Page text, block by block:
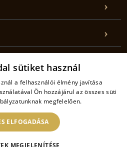
sütiket használ
a felhasználói élmény javítása
Ön hozzájárul az összes süti
megfelelően.
ELFOGADÁSA
MEGJELENÍTÉSE